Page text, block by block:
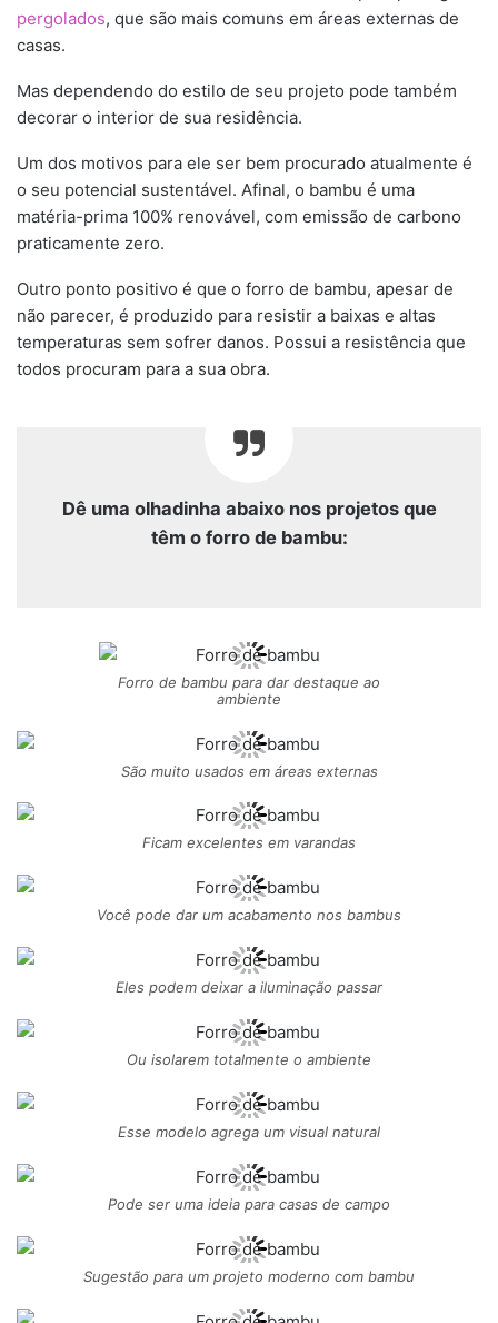
pergolados, que são mais comuns em áreas externas de
casas.
Mas dependendo do estilo de seu projeto pode também
decorar o interior de sua residência.
Um dos motivos para ele ser bem procurado atualmente é
o seu potencial sustentável. Afinal, o bambu é uma
matéria-prima 100% renovável, com emissão de carbono
praticamente zero.
Outro ponto positivo é que o forro de bambu, apesar de
não parecer, é produzido para resistir a baixas e altas
temperaturas sem sofrer danos. Possui a resistência que
todos procuram para a sua obra.
Dê uma olhadinha abaixo nos projetos que
têm o forro de bambu:
Forro de bambu para dar destaque ao
ambiente
São muito usados em áreas externas
Ficam excelentes em varandas
Você pode dar um acabamento nos bambus
Eles podem deixar a iluminação passar
Ou isolarem totalmente o ambiente
Esse modelo agrega um visual natural
Pode ser uma ideia para casas de campo
Sugestão para um projeto moderno com bambu